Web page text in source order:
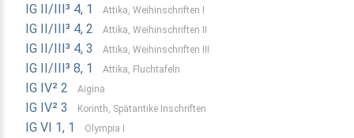
IG II/III³ 4, 1 Attika, Weihinschriften I
IG II/III³ 4, 2 Attika, Weihinschriften II
IG II/III³ 4, 3 Attika, Weihinschriften III
IG II/III³ 8, 1 Attika, Fluchtafeln
IG IV² 2 Aigina
IG IV² 3 Korinth, Spätantike Inschriften
IG VI 1, 1 Olympia I